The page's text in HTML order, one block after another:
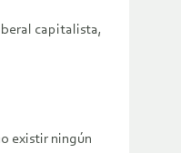
capitalista,
existir ningún